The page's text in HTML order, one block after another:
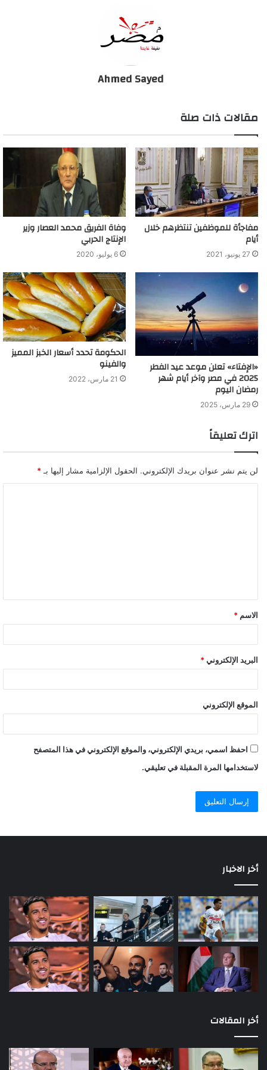
وكان وزير الأوقاف وجه بسرعة توزيع السجاد اللازم لفرش المساجد،
حيث بدأت الوزارة فى توزيع 320 ألف متر سجاد صلاة جاهز للتسليم
للمديريات على مستوى الجمهورية، كما وجه كلا من رئيس القطاع
المصلين بكل مسجد من خلال ترك المسافة الآمنة بين كل مصل وآخر
تعتمده وتقرره لجنة إدارة أزمة فيروس كورونا.
الحكومة تتراجع عن قرار فتح المساجد في أول يوليو
Ahmed Sayed
مقالات ذات صلة
مفاجأة للموظفين تنتظرهم خلال
أيام
27 يونيو، 2021
وفاة الفريق محمد العصار وزير
الإنتاج الحربي
6 يوليو، 2020
«الإفتاء» تعلن موعد عيد الفطر
2025 في مصر وآخر أيام شهر
رمضان اليوم
29 مارس، 2025
الحكومة تحدد أسعار الخبز المميز
والفينو
21 مارس، 2022
اترك تعليقاً
لن يتم نشر عنوان بريدك الإلكتروني. الحقول الإلزامية مشار إليها بـ *
الاسم *
البريد الإلكتروني *
الموقع الإلكتروني
احفظ اسمي، بريدي الإلكتروني، والموقع الإلكتروني في هذا المتصفح
لاستخدامها المرة المقبلة في تعليقي.
أخر الاخبار
أخر المقالات